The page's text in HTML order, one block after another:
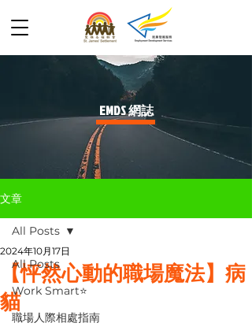
​EMDS 網誌
文章
All Posts
Work Smart⭐️
職場人際相處指南
All Posts
【怦然心動的職場魔法】病
貓
2024年10月17日